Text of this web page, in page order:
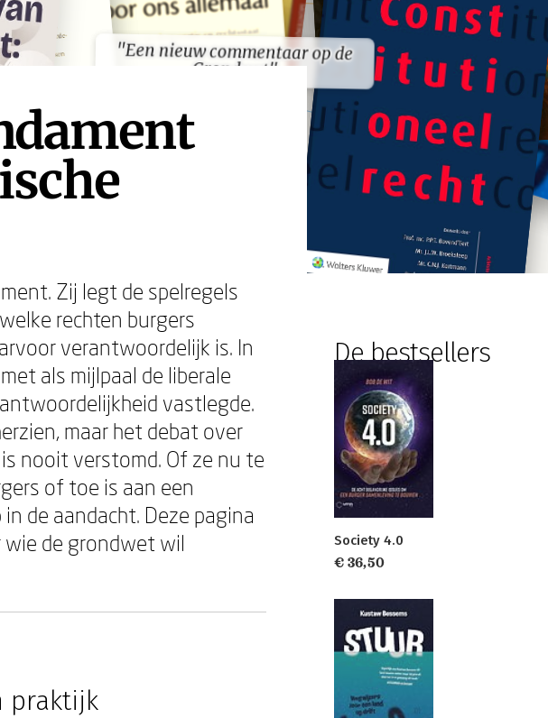
"Een nieuw commentaar op de
Grondwet"
"Een nieuw commentaar op de
Grondwet"
Zij legt de spelregels
rechten burgers
verantwoordelijk is. In
als mijlpaal de liberale
vastlegde.
maar het debat over
nooit verstomd. Of ze nu te
of toe is aan een
de aandacht. Deze pagina
de grondwet wil
praktijk
De bestsellers
Society 4.0
€ 36,50